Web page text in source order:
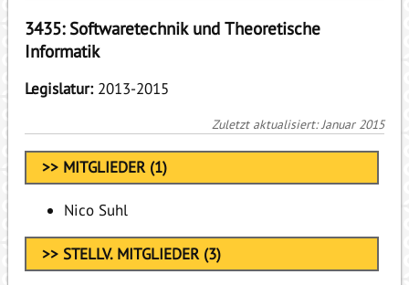
3435: Softwaretechnik und Theoretische
Informatik
Legislatur:2013-2015
Zuletzt aktualisiert: Januar 2015
>> MITGLIEDER (1)
Nico Suhl
>> STELLV. MITGLIEDER (3)